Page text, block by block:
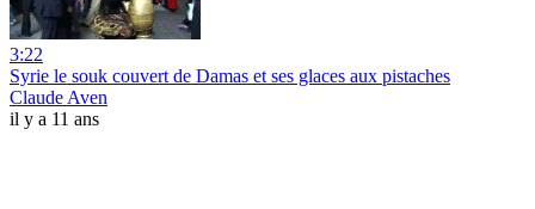
3:22
Syrie le souk couvert de Damas et ses glaces aux pistaches
Claude Aven
il y a 11 ans